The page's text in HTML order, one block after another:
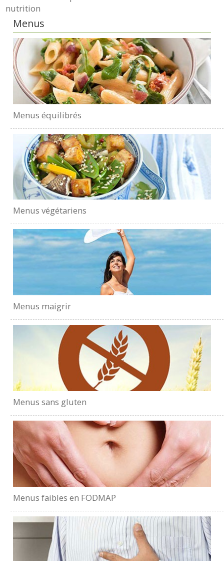
nutrition
Menus
Menus équilibrés
Menus végétariens
Menus maigrir
Menus sans gluten
Menus faibles en FODMAP